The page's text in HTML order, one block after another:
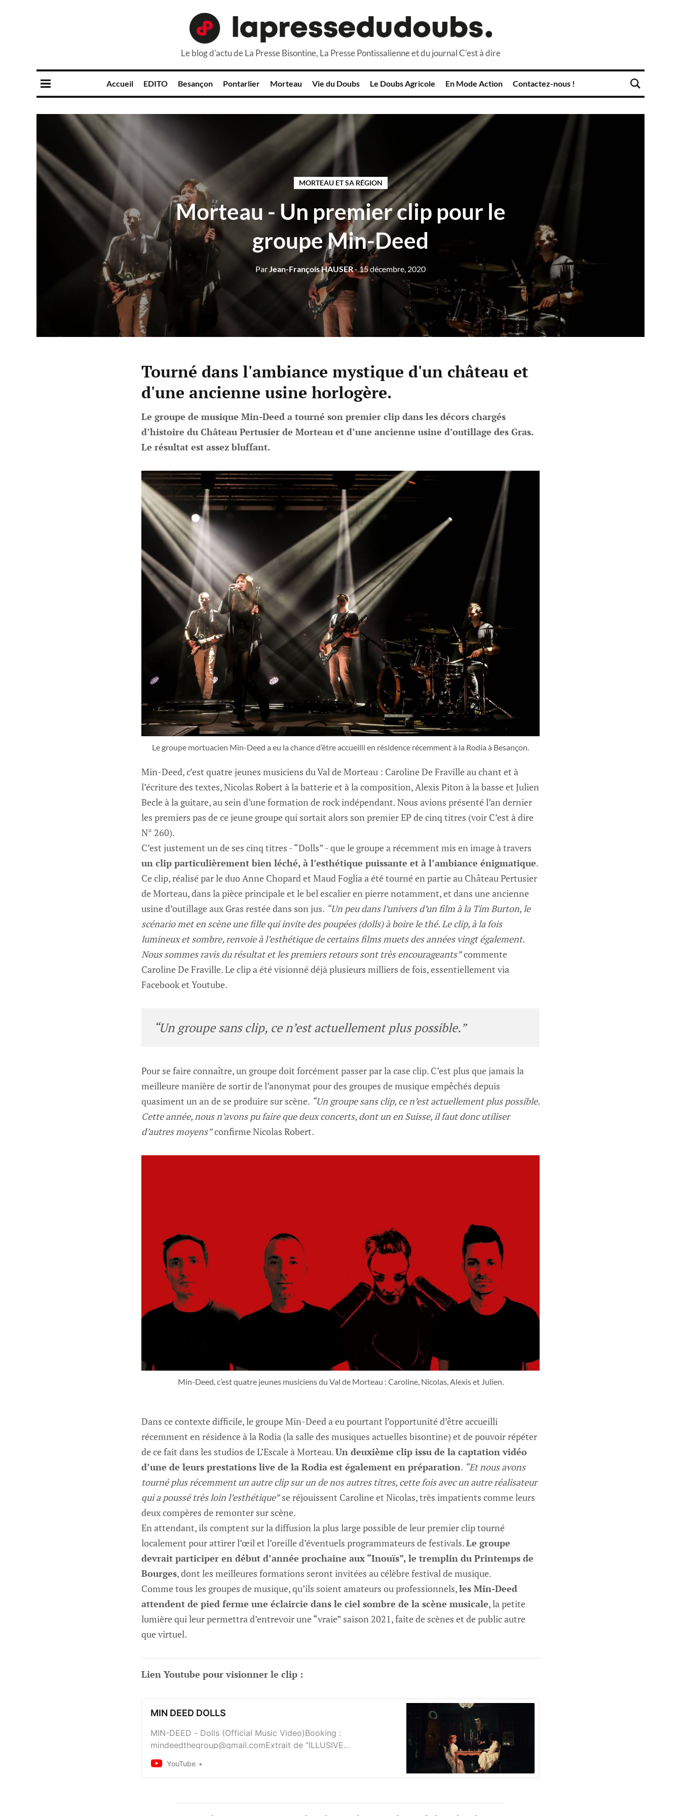
Le blog d'actu de La Presse Bisontine, La Presse Pontissalienne et du journal C'est à dire
Accueil EDITO Besançon Pontarlier Morteau Vie du Doubs Le Doubs Agricole En Mode Action Contactez-nous !
MORTEAU ET SA RÉGION
Morteau - Un premier clip pour le
groupe Min-Deed
Par Jean-François HAUSER- 15 décembre, 2020
Tourné dans l'ambiance mystique d'un château et
d'une ancienne usine horlogère.
Le groupe de musique Min-Deed a tourné son premier clip dans les décors chargés
d’histoire du Château Pertusier de Morteau et d’une ancienne usine d’outillage des Gras.
Le résultat est assez bluffant.
Le groupe mortuacien Min-Deed a eu la chance d’être accueilli en résidence récemment à la Rodia à Besançon.
Min-Deed, c’est quatre jeunes musiciens du Val de Morteau : Caroline De Fraville au chant et à
l’écriture des textes, Nicolas Robert à la batterie et à la composition, Alexis Piton à la basse et Julien
Becle à la guitare, au sein d’une formation de rock indépendant. Nous avions présenté l’an dernier
les premiers pas de ce jeune groupe qui sortait alors son premier EP de cinq titres (voir C’est à dire
N° 260).
C’est justement un de ses cinq titres - “Dolls” - que le groupe a récemment mis en image à travers
un clip particulièrement bien léché, à l’esthétique puissante et à l’ambiance énigmatique.
Ce clip, réalisé par le duo Anne Chopard et Maud Foglia a été tourné en partie au Château Pertusier
de Morteau, dans la pièce principale et le bel escalier en pierre notamment, et dans une ancienne
usine d’outillage aux Gras restée dans son jus. “Un peu dans l’univers d’un film à la Tim Burton, le
scénario met en scène une fille qui invite des poupées (dolls) à boire le thé. Le clip, à la fois
lumineux et sombre, renvoie à l’esthétique de certains films muets des années vingt également.
Nous sommes ravis du résultat et les premiers retours sont très encourageants”commente
Caroline De Fraville. Le clip a été visionné déjà plusieurs milliers de fois, essentiellement via
Facebook et Youtube.
“Un groupe sans clip, ce n’est actuellement plus possible.”
Pour se faire connaître, un groupe doit forcément passer par la case clip. C’est plus que jamais la
meilleure manière de sortir de l’anonymat pour des groupes de musique empêchés depuis
quasiment un an de se produire sur scène. “Un groupe sans clip, ce n’est actuellement plus possible.
Cette année, nous n’avons pu faire que deux concerts, dont un en Suisse, il faut donc utiliser
d’autres moyens”confirme Nicolas Robert.
Min-Deed, c’est quatre jeunes musiciens du Val de Morteau : Caroline, Nicolas, Alexis et Julien.
Dans ce contexte difficile, le groupe Min-Deed a eu pourtant l’opportunité d’être accueilli
récemment en résidence à la Rodia (la salle des musiques actuelles bisontine) et de pouvoir répéter
de ce fait dans les studios de L’Escale à Morteau.Un deuxième clip issu de la captation vidéo
d’une de leurs prestations live de la Rodia est également en préparation. “Et nous avons
tourné plus récemment un autre clip sur un de nos autres titres, cette fois avec un autre réalisateur
qui a poussé très loin l’esthétique”se réjouissent Caroline et Nicolas, très impatients comme leurs
deux compères de remonter sur scène.
En attendant, ils comptent sur la diffusion la plus large possible de leur premier clip tourné
localement pour attirer l’œil et l’oreille d’éventuels programmateurs de festivals.Le groupe
devrait participer en début d’année prochaine aux “Inouïs”, le tremplin du Printemps de
Bourges, dont les meilleures formations seront invitées au célèbre festival de musique.
Comme tous les groupes de musique, qu’ils soient amateurs ou professionnels,les Min-Deed
attendent de pied ferme une éclaircie dans le ciel sombre de la scène musicale, la petite
lumière qui leur permettra d’entrevoir une “vraie” saison 2021, faite de scènes et de public autre
que virtuel.
Lien Youtube pour visionner le clip :
MIN DEED DOLLS
MIN-DEED - Dolls (Official Music Video)Booking :
mindeedthegroup@gmail.comExtrait de “ILLUSIVE
HAPPINESS”EP 2019Vidéo : Les films de Maud&AnneRéalisés par
A...
YouTube